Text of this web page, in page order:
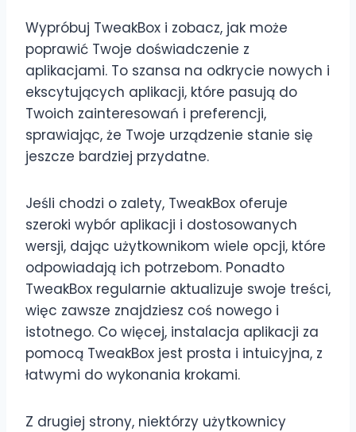
Wypróbuj TweakBox i zobacz, jak może
poprawić Twoje doświadczenie z
aplikacjami. To szansa na odkrycie nowych i
ekscytujących aplikacji, które pasują do
Twoich zainteresowań i preferencji,
sprawiając, że Twoje urządzenie stanie się
jeszcze bardziej przydatne.
Jeśli chodzi o zalety, TweakBox oferuje
szeroki wybór aplikacji i dostosowanych
wersji, dając użytkownikom wiele opcji, które
odpowiadają ich potrzebom. Ponadto
TweakBox regularnie aktualizuje swoje treści,
więc zawsze znajdziesz coś nowego i
istotnego. Co więcej, instalacja aplikacji za
pomocą TweakBox jest prosta i intuicyjna, z
łatwymi do wykonania krokami.
Z drugiej strony, niektórzy użytkownicy